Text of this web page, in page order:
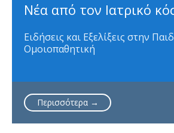
Νέα από τον Ιατρικό
Ειδήσεις και Εξελίξεις στην
Ομοιοπαθητική
Περισσότερα →